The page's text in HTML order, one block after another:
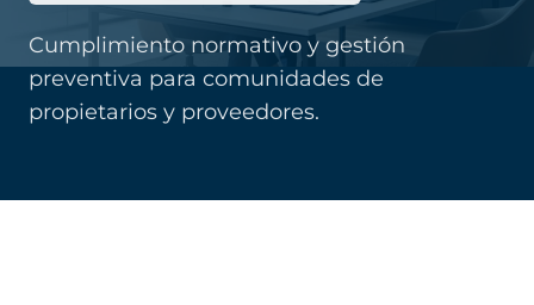
Cumplimiento normativo y gestión
preventiva para comunidades de
propietarios y proveedores.